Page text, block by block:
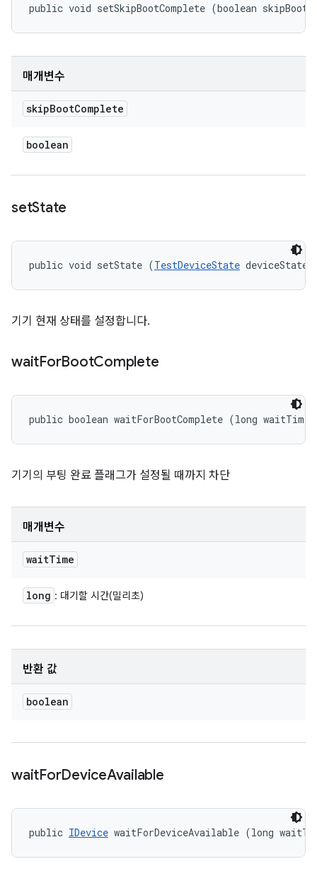
public void setSkipBootComplete (boolean
매개변수
skipBootComplete
boolean
setState
public void setState (TestDeviceState deviceState)
기기 현재 상태를 설정합니다.
waitForBootComplete
public boolean waitForBootComplete (long waitTime)
기기의 부팅 완료 플래그가 설정될 때까지 차단
매개변수
waitTime
long : 대기할 시간(밀리초)
반환 값
boolean
waitForDeviceAvailable
public IDevice waitForDeviceAvailable (long